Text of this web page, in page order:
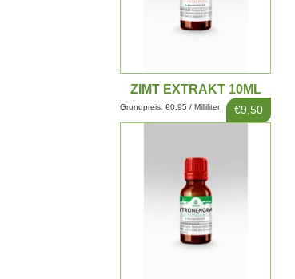
ZIMT EXTRAKT 10ML
€9,50
Grundpreis: €0,95 / Milliliter